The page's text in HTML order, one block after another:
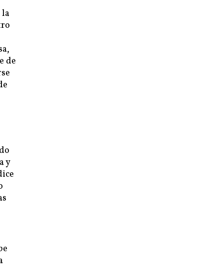
de
y